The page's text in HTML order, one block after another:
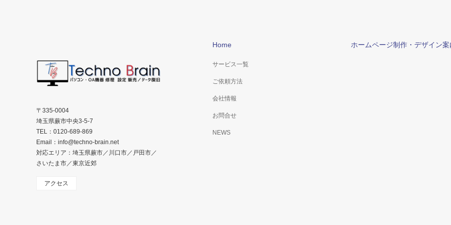
Home
サービス一覧
ご依頼方法
会社情報
お問合せ
NEWS
ホームページ制作・デザイン案
〒335-0004
埼玉県蕨市中央3-5-7
TEL：0120-689-869
Email：info@techno-brain.net
対応エリア：埼玉県蕨市／川口市／戸田市／
さいたま市／東京近郊
アクセス